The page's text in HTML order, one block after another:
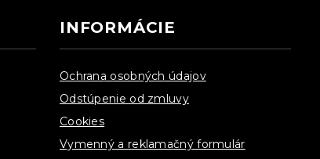
INFORMÁCIE
Ochrana osobných údajov
Odstúpenie od zmluvy
Cookies
Vymenný a reklamačný formulár